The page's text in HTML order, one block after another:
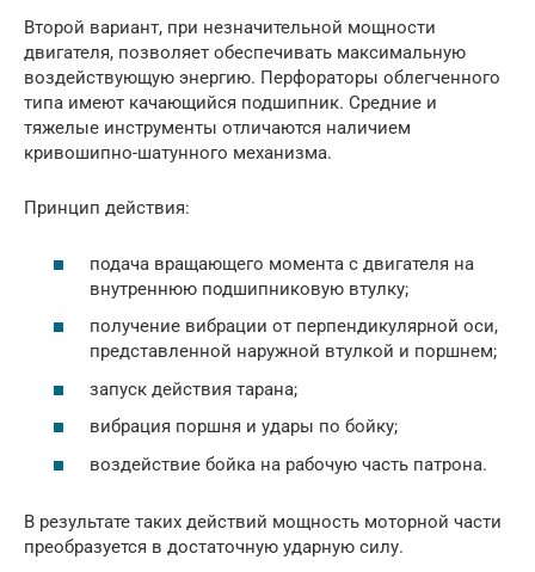
Второй вариант, при незначительной мощности
двигателя, позволяет обеспечивать максимальную
воздействующую энергию. Перфораторы облегченного
типа имеют качающийся подшипник. Средние и
тяжелые инструменты отличаются наличием
кривошипно-шатунного механизма.
Принцип действия:
подача вращающего момента с двигателя на
внутреннюю подшипниковую втулку;
получение вибрации от перпендикулярной оси,
представленной наружной втулкой и поршнем;
запуск действия тарана;
вибрация поршня и удары по бойку;
воздействие бойка на рабочую часть патрона.
В результате таких действий мощность моторной части
преобразуется в достаточную ударную силу.